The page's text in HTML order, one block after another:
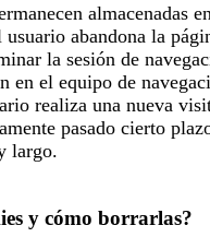
almacenadas
abandona la
la sesión de
en el equipo de
realiza una nueva
pasado cierto
largo.
y cómo borrarlas?